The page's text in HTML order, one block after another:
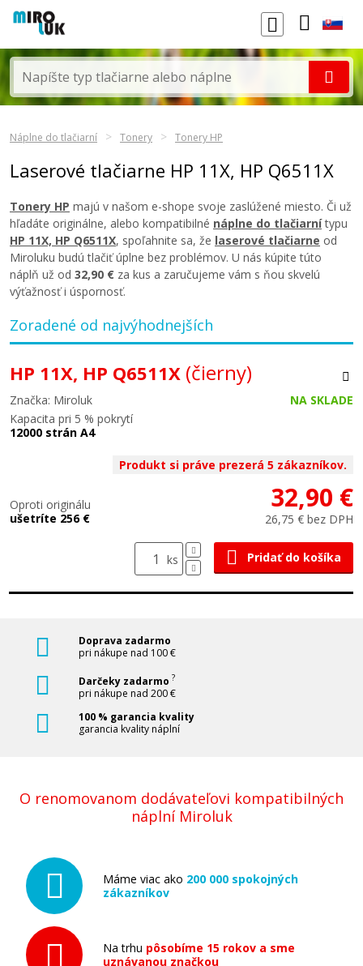
Náplne do tlačiarní Tonery Tonery HP
Laserové tlačiarne HP 11X, HP Q6511X
Tonery HP majú v našom e-shope svoje zaslúžené miesto. Či už
hľadáte originálne, alebo kompatibilné náplne do tlačiarnítypu
HP 11X, HP Q6511X, spoľahnite sa, že laserové tlačiarne od
Miroluku budú tlačiť úplne bez problémov. U nás kúpite túto
náplň už od 32,90 € za kus a zaručujeme vám s ňou skvelú
výťažnosť i úspornosť.
Zoradené od najvýhodnejších
HP 11X, HP Q6511X (čierny)
Značka: Miroluk
NA SKLADE
Kapacita pri 5 % pokrytí
12000 strán A4
Produkt si práve prezerá 5 zákazníkov.
Oproti originálu
ušetríte 256 €
32,90 €
26,75 € bez DPH
ks Pridať do košíka
Doprava zadarmo
pri nákupe nad 100 €
Darčeky zadarmo ?
pri nákupe nad 200 €
100 % garancia kvality
garancia kvality náplní
O renomovanom dodávateľovi kompatibilných
náplní Miroluk
Máme viac ako 200 000 spokojných
zákazníkov
Na trhu pôsobíme 15 rokov a sme
uznávanou značkou